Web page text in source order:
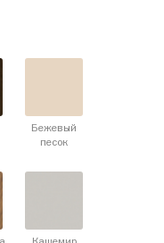
Бежевый
песок